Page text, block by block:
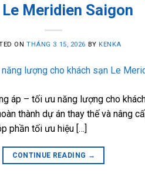
Meridien Saigon
ONTHÁNG 3 15, 2026 BY KENKA
áp – tối ưu năng lượng cho
thành dự án thay thế và nâng
phần tối ưu hiệu […]
CONTINUE READING →